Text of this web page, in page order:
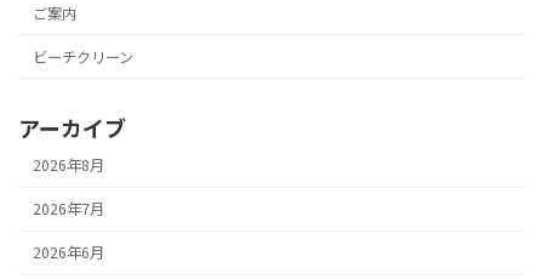
ご案内
ビーチクリーン
アーカイブ
2026年8月
2026年7月
2026年6月